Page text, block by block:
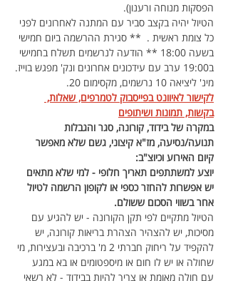
הפסקות מנוחה ורענון).
הטיול יהיה בקצב סביר עם המתנה לאחרונים לפני
כל צומת ראשית .  ** סגירת ההרשמה ביום חמישי
בשעה 18:00 ** הודעה לנרשמים תשלח בחמישי
ב19:00 ערב עם עידכונים אחרונים ונק' מפגש בוייז.
מינ' ליציאה 10 נרשמים, מקסימום 20.
לקישור לאיוונט בפייסבוק לטמרפים, שאלות,
בקשות, תמונות ושיתופים
במקרה של בידוד, קורונה, סגר והגבלות
תנועה/נסיעה, מז"א קיצוני, גשם שלא מאפשר
קיום האירוע וכיוצ"ב:
יוצע למשתתפים תאריך חלופי - למי שלא מתאים
יש אפשרות להחזר כספי או לקופון הרשמה לטיול
אחר בשווי הסכום ששולם.
הטיול מתקיים לפי תקן הקורונה - יש להגיע עם
מסיכות, יש להצהיר הצהרת בריאות קורונה, יש
להקפיד על ריחוק חברתי 2 מ' ברכיבה ובעצירות, מי
שחולה או יש לו חום או מיספטומים או בא במגע
עם חולה מאומת או צריך להיות בבידוד - לא רשאי